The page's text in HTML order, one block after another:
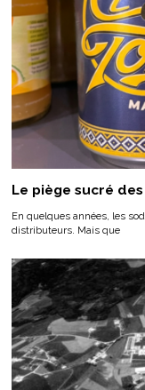
Le piège sucré
En quelques années, les
distributeurs. Mais que